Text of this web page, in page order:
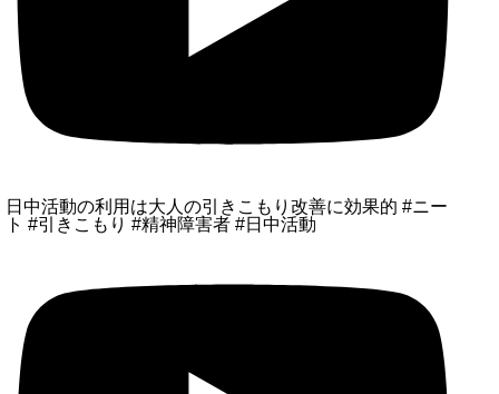
日中活動の利用は大人の引きこもり改善に効果的 #ニー
ト #引きこもり #精神障害者 #日中活動